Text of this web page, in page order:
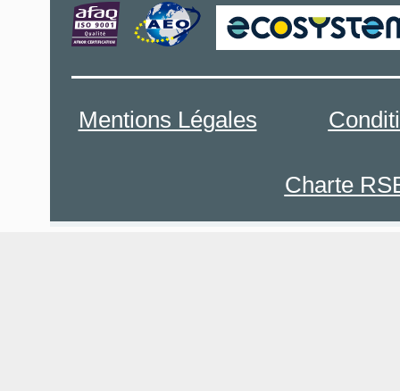
Mentions Légales
Charte